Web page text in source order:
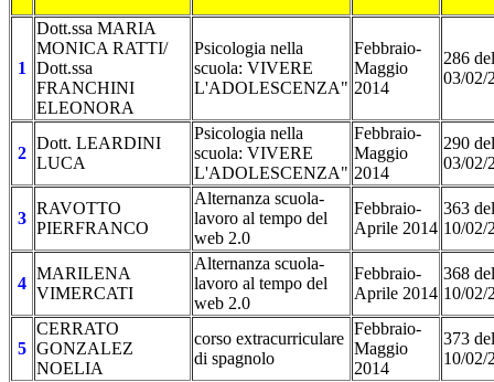
1
Dott.ssa MARIA
MONICA RATTI/
Dott.ssa
FRANCHINI
ELEONORA
Psicologia nella
scuola: VIVERE
L'ADOLESCENZA"
Febbraio-
Maggio
2014
286 del
03/02/
2
Dott. LEARDINI
LUCA
Psicologia nella
scuola: VIVERE
L'ADOLESCENZA"
Febbraio-
Maggio
2014
290 del
03/02/
3
RAVOTTO
PIERFRANCO
Alternanza scuola-
lavoro al tempo del
web 2.0
Febbraio-
Aprile 2014
363 del
10/02/
4
MARILENA
VIMERCATI
Alternanza scuola-
lavoro al tempo del
web 2.0
Febbraio-
Aprile 2014
368 del
10/02/
5
CERRATO
GONZALEZ
NOELIA
corso extracurriculare
di spagnolo
Febbraio-
Maggio
2014
373 del
10/02/